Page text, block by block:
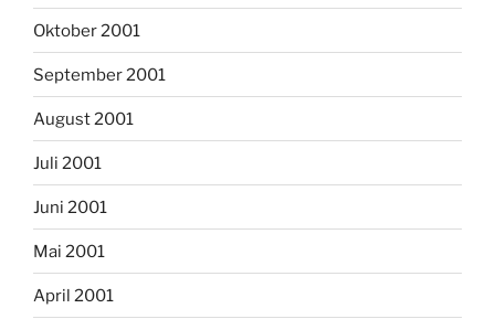
Oktober 2001
September 2001
August 2001
Juli 2001
Juni 2001
Mai 2001
April 2001